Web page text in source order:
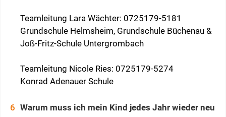
Teamleitung Lara Wächter: 0725179-5181
Grundschule Helmsheim, Grundschule Büchenau &
Joß-Fritz-Schule Untergrombach
Teamleitung Nicole Ries: 0725179-5274
Konrad Adenauer Schule
Warum muss ich mein Kind jedes Jahr wieder neu